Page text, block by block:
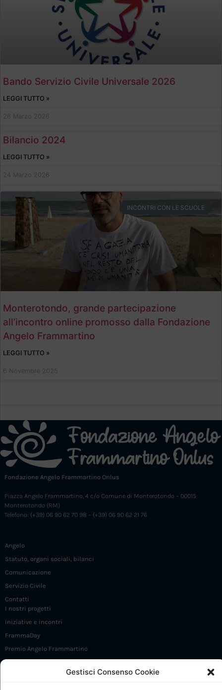
Gestisci Consenso Cookie
Bando Servizio Civile Universale 2026
LEGGI TUTTO »
26 Marzo 2026
Bilancio 2024
LEGGI TUTTO »
24 Marzo 2026
INCONTRI CON LE SCUOLE
Monterotondo, grande partecipazione
all’incontro online promosso dalla Fondazione
Angelo Frammartino
LEGGI TUTTO »
6 Novembre 2025
Fondazione Angelo Frammartino Onlus
Piazza Angelo Frammartino, 4 c/o Comune di Monterotondo – 00015
Monterotondo (RM)
Telefono: (+39) 06 90 62 70 98 – (+39) 06 90 62 21 76
Angelo
Statuto, organi sociali, bilanci
Comunicazione
Servizio Civile
Contatti
I nostri progetti
Iniziative e incontri
FrammaDay
Premio Angelo Frammartino
Sostieni 5 X 1000